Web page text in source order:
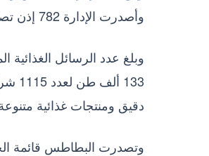
وأصدرت الإدارة 782 إذن تصدير لحاصلات زراعية لعدد 562 شركة مصدرة.
دقيق ومنتجات غذائية